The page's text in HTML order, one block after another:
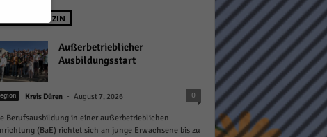
NEU IM MAGAZIN
Außerbetrieblicher
Ausbildungsstart
Kreis Düren - August 7, 2026 0
Berufsausbildung in einer außerbetrieblichen
(BaE) richtet sich an junge Erwachsene bis zu
geben
ihnen
z.